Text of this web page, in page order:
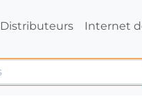
Distributeurs Internet